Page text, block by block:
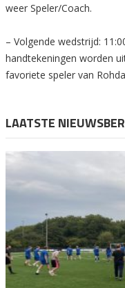
weer Speler/Coach.
– Volgende wedstrijd:
handtekeningen worden
favoriete speler van
LAATSTE